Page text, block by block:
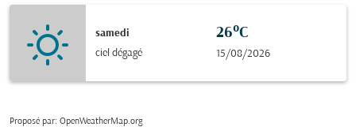
samedi
ciel dégagé
26°C
15/08/2026
Proposé par: OpenWeatherMap.org